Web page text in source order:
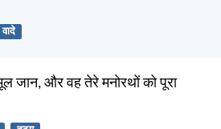
वादे
जान, और वह तेरे मनोरथों को पूरा